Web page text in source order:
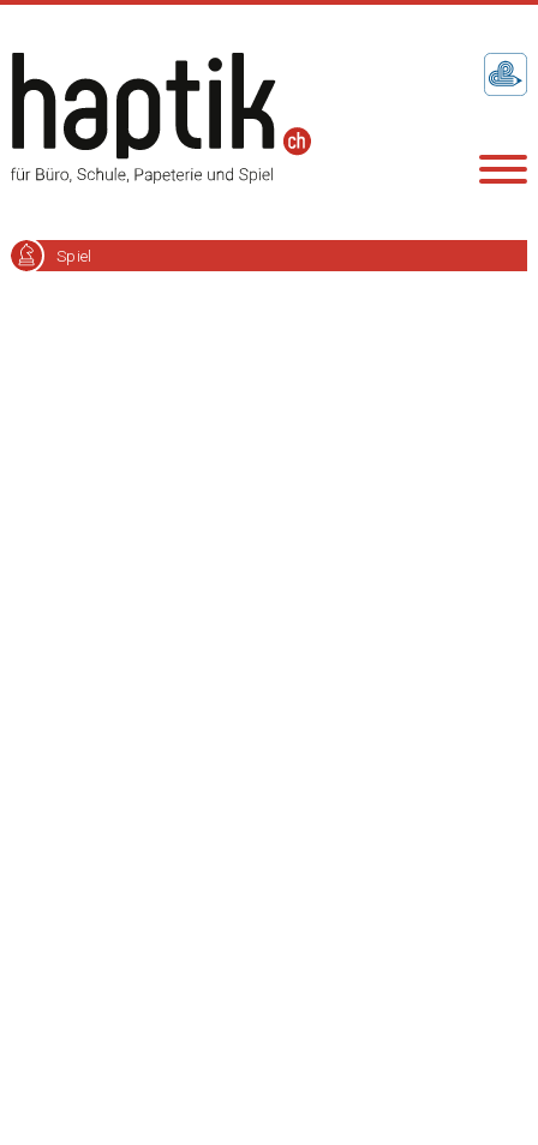
Spiel